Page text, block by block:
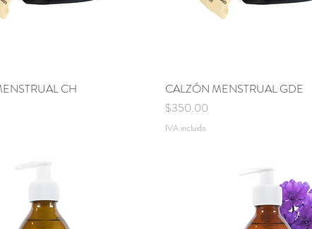
Vista rápida
CH
Vista rápida
CALZÓN MENSTRUAL GDE
Precio
$350.00
IVA incluido